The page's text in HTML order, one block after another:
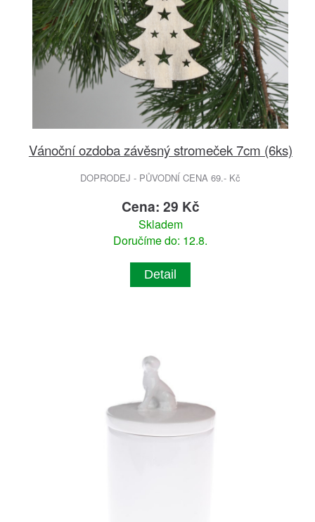
Vánoční ozdoba závěsný stromeček 7cm (6ks)
DOPRODEJ - PŮVODNÍ CENA 69.- Kč
Cena: 29 Kč
Skladem
Doručíme do: 12.8.
Detail